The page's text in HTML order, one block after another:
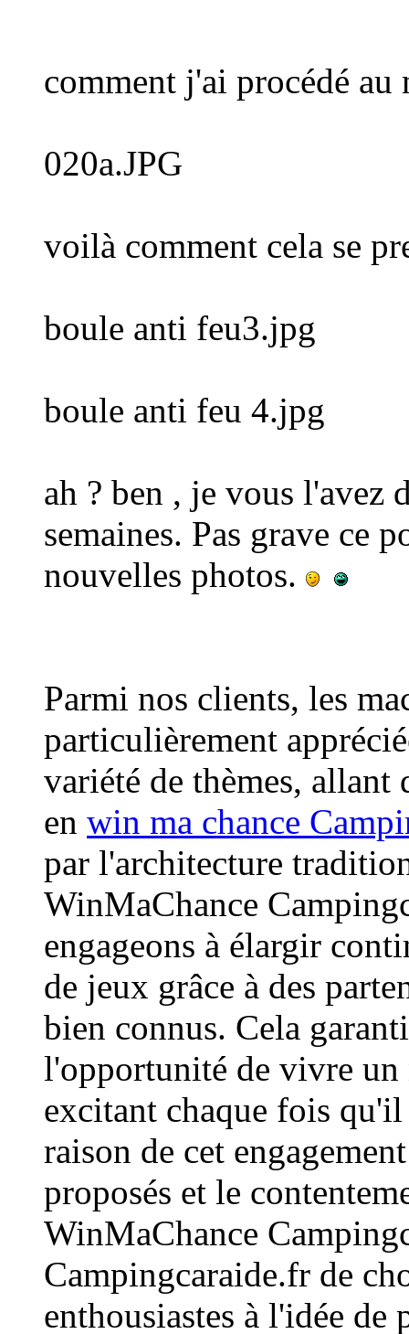
comment j'ai procédé au
020a.JPG
voilà comment cela se
boule anti feu3.jpg
boule anti feu 4.jpg
ah ? ben , je vous l'avez
semaines. Pas grave ce
nouvelles photos.
Parmi nos clients, les
particulièrement
variété de thèmes, allant
en win ma chance
par l'architecture
WinMaChance
engageons à élargir
de jeux grâce à des
bien connus. Cela
l'opportunité de vivre
excitant chaque fois
raison de cet
proposés et le
WinMaChance
Campingcaraide.fr de
enthousiastes à l'idée de